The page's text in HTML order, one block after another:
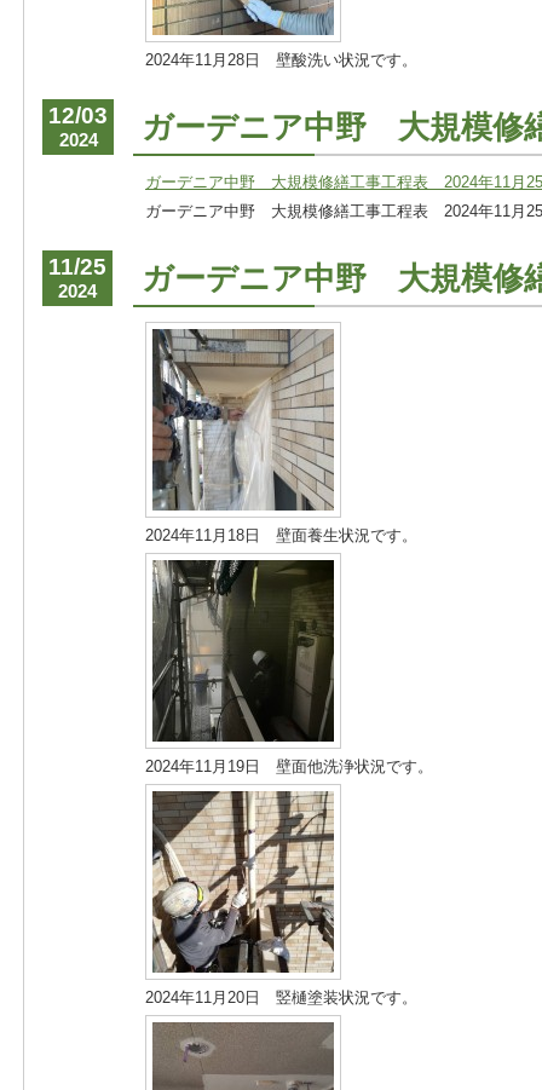
2024年11月28日 壁酸洗い状況です。
12/03
2024 ガーデニア中野 大規模修
ガーデニア中野 大規模修繕工事工程表 2024年11月
ガーデニア中野 大規模修繕工事工程表 2024年11月
11/25
2024 ガーデニア中野 大規模修
2024年11月18日 壁面養生状況です。
2024年11月19日 壁面他洗浄状況です。
2024年11月20日 竪樋塗装状況です。